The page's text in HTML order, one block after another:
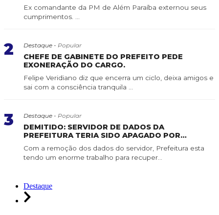
Ex comandante da PM de Além Paraíba externou seus
cumprimentos. ...
2 Destaque - Popular
CHEFE DE GABINETE DO PREFEITO PEDE
EXONERAÇÃO DO CARGO.
Felipe Veridiano diz que encerra um ciclo, deixa amigos e
sai com a consciência tranquila ...
3 Destaque - Popular
DEMITIDO: SERVIDOR DE DADOS DA
PREFEITURA TERIA SIDO APAGADO POR
SERVIDOR DE CONFIANÇA
Com a remoção dos dados do servidor, Prefeitura esta
tendo um enorme trabalho para recuper...
Destaque